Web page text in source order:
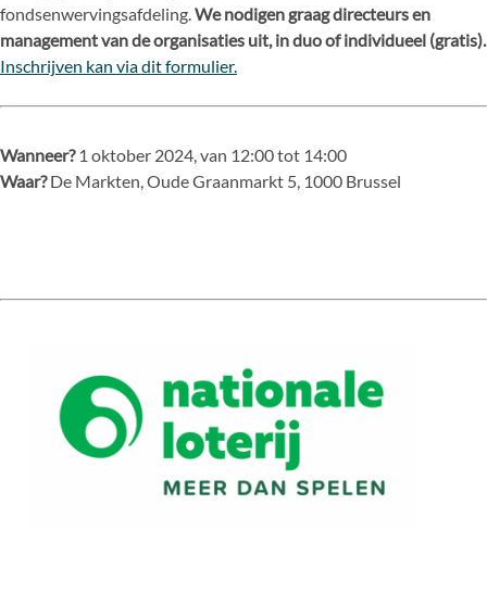
fondsenwervingsafdeling. We nodigen graag directeurs en
management van de organisaties uit, in duo of individueel (gratis).
Inschrijven kan via dit formulier.
Wanneer?1 oktober 2024, van 12:00 tot 14:00
Waar?De Markten, Oude Graanmarkt 5, 1000 Brussel